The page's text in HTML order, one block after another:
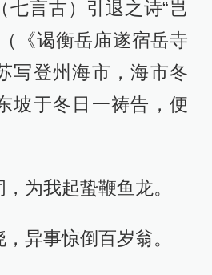
七言古）引退之诗“岂
《谒衡岳庙遂宿岳寺
写登州海市，海市冬
坡于冬日一祷告，便
为我起蛰鞭鱼龙。
异事惊倒百岁翁。